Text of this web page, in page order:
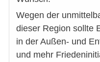
Wegen der
dieser Region sollte
in der Außen- und
und mehr